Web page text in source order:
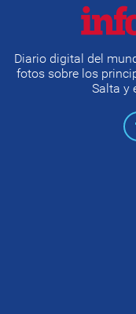
Diario digital del
fotos sobre los
Salta y